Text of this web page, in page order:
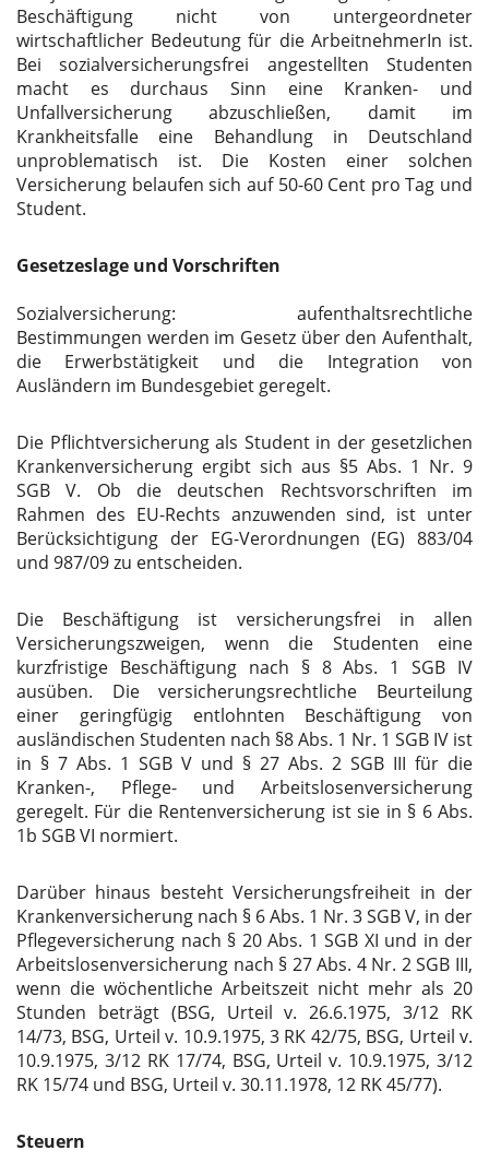
Beschäftigung nicht von untergeordneter
wirtschaftlicher Bedeutung für die ArbeitnehmerIn ist.
Bei sozialversicherungsfrei angestellten Studenten
macht es durchaus Sinn eine Kranken- und
Unfallversicherung abzuschließen, damit im
Krankheitsfalle eine Behandlung in Deutschland
unproblematisch ist. Die Kosten einer solchen
Versicherung belaufen sich auf 50-60 Cent pro Tag und
Student.
Gesetzeslage und Vorschriften
Sozialversicherung: aufenthaltsrechtliche
Bestimmungen werden im Gesetz über den Aufenthalt,
die Erwerbstätigkeit und die Integration von
Ausländern im Bundesgebiet geregelt.
Die Pflichtversicherung als Student in der gesetzlichen
Krankenversicherung ergibt sich aus §5 Abs. 1 Nr. 9
SGB V. Ob die deutschen Rechtsvorschriften im
Rahmen des EU-Rechts anzuwenden sind, ist unter
Berücksichtigung der EG-Verordnungen (EG) 883/04
und 987/09 zu entscheiden.
Die Beschäftigung ist versicherungsfrei in allen
Versicherungszweigen, wenn die Studenten eine
kurzfristige Beschäftigung nach § 8 Abs. 1SGB IV
ausüben. Die versicherungsrechtliche Beurteilung
einer geringfügig entlohnten Beschäftigung von
ausländischen Studenten nach §8 Abs. 1 Nr. 1 SGB IV ist
in § 7 Abs. 1 SGB V und § 27 Abs. 2 SGB III für die
Kranken-, Pflege- und Arbeitslosenversicherung
geregelt. Für die Rentenversicherung ist sie in § 6 Abs.
1b SGBVI normiert.
Darüber hinaus besteht Versicherungsfreiheit in der
Krankenversicherung nach § 6 Abs. 1 Nr. 3SGBV, in der
Pflegeversicherung nach § 20 Abs. 1 SGB XI und in der
Arbeitslosenversicherung nach § 27 Abs. 4 Nr. 2SGB III,
wenn die wöchentliche Arbeitszeit nicht mehr als 20
Stunden beträgt (BSG, Urteil v. 26.6.1975, 3/12 RK
14/73, BSG, Urteil v. 10.9.1975, 3 RK 42/75, BSG, Urteil v.
10.9.1975, 3/12 RK 17/74, BSG, Urteil v. 10.9.1975, 3/12
RK 15/74 und BSG, Urteil v. 30.11.1978, 12 RK 45/77).
Steuern